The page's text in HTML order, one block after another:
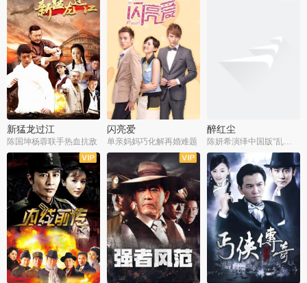
新猛龙过江
陈国坤杨蓉联手热血抗敌
闪亮爱
单亲妈妈巧化解再婚难题
醉红尘
陈妍希演绎中国版“乱世佳人”
全30集
全30集 全30集